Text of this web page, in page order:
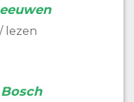
lezen